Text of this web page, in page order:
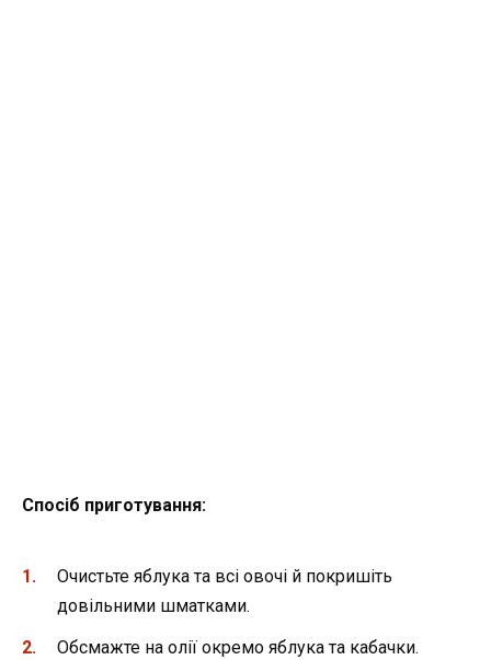
Спосіб приготування:
Очистьте яблука та всі овочі й покришіть
довільними шматками.
Обсмажте на олії окремо яблука та кабачки.